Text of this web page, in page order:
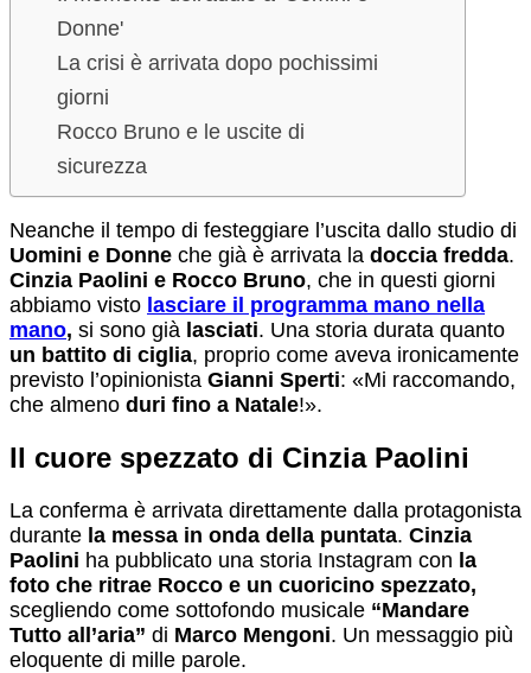
Donne'
La crisi è arrivata dopo pochissimi
giorni
Rocco Bruno e le uscite di
sicurezza
Neanche il tempo di festeggiare l’uscita dallo studio di
Uomini e Donne che già è arrivata la doccia fredda.
Cinzia Paolini e Rocco Bruno, che in questi giorni
abbiamo visto lasciare il programma mano nella
mano, si sono già lasciati. Una storia durata quanto
un battito di ciglia, proprio come aveva ironicamente
previsto l’opinionista Gianni Sperti: «Mi raccomando,
che almeno duri fino a Natale!».
Il cuore spezzato di Cinzia Paolini
La conferma è arrivata direttamente dalla protagonista
durante la messa in onda della puntata. Cinzia
Paolini ha pubblicato una storia Instagram con la
foto che ritrae Rocco e un cuoricino spezzato,
scegliendo come sottofondo musicale “Mandare
Tutto all’aria” di Marco Mengoni. Un messaggio più
eloquente di mille parole.